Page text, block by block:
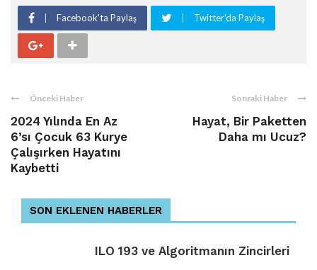
Facebook'ta Paylaş Twitter'da Paylaş
Önceki Haber
2024 Yılında En Az
6’sı Çocuk 63 Kurye
Çalışırken Hayatını
Kaybetti
Sonraki Haber
Hayat, Bir Paketten
Daha mı Ucuz?
SON EKLENEN HABERLER
ILO 193 ve Algoritmanın Zincirleri